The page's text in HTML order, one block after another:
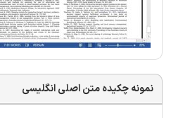
نمونه چکیده متن اصلی انگلیسی